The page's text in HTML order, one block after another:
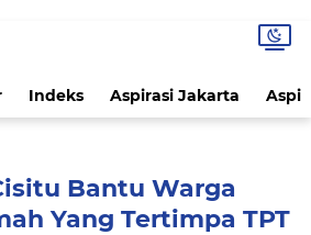
Indeks Aspirasi Jakarta
Bantu Warga
Yang Tertimpa TPT